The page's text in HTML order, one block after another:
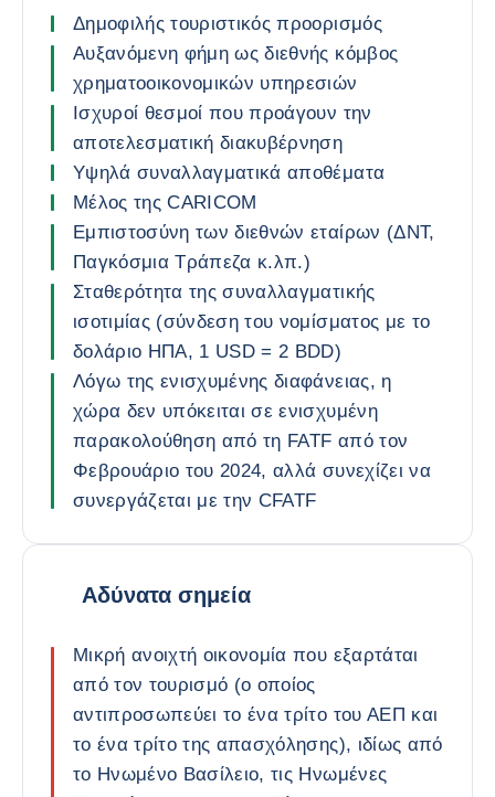
Δημοφιλής τουριστικός προορισμός
Αυξανόμενη φήμη ως διεθνής κόμβος
χρηματοοικονομικών υπηρεσιών
Ισχυροί θεσμοί που προάγουν την
αποτελεσματική διακυβέρνηση
Υψηλά συναλλαγματικά αποθέματα
Μέλος της CARICOM
Εμπιστοσύνη των διεθνών εταίρων (ΔΝΤ,
Παγκόσμια Τράπεζα κ.λπ.)
Σταθερότητα της συναλλαγματικής
ισοτιμίας (σύνδεση του νομίσματος με το
δολάριο ΗΠΑ, 1 USD = 2 BDD)
Λόγω της ενισχυμένης διαφάνειας, η
χώρα δεν υπόκειται σε ενισχυμένη
παρακολούθηση από τη FATF από τον
Φεβρουάριο του 2024, αλλά συνεχίζει να
συνεργάζεται με την CFATF
Αδύνατα σημεία
Μικρή ανοιχτή οικονομία που εξαρτάται
από τον τουρισμό (ο οποίος
αντιπροσωπεύει το ένα τρίτο του ΑΕΠ και
το ένα τρίτο της απασχόλησης), ιδίως από
το Ηνωμένο Βασίλειο, τις Ηνωμένες